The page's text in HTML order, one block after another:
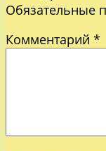
Обязательные
Комментарий *